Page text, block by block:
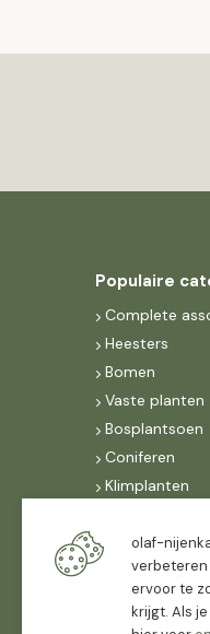
Populaire
Complete
Heesters
Bomen
Vaste planten
Bosplantsoen
Coniferen
Klimplanten
Dak, lei- &
Dealers
olaf-
verbeteren
ervoor te
krijgt. Als